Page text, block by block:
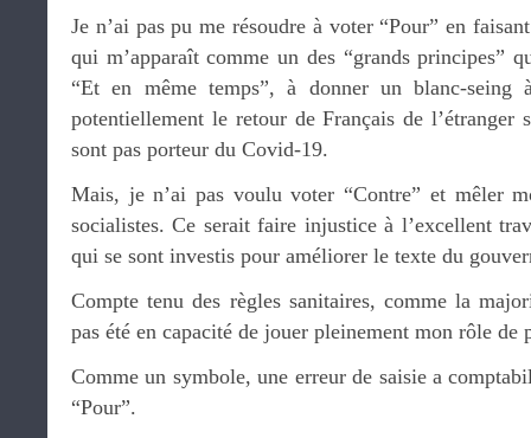
Je n’ai pas pu me résoudre à voter “Pour” en
qui m’apparaît comme un des “grands principes”
“Et en même temps”, à donner un blanc-seing
potentiellement le retour de Français de
sont pas porteur du Covid-19.
Mais, je n’ai pas voulu voter “Contre” et mêler
socialistes. Ce serait faire injustice à l’excellent
qui se sont investis pour améliorer le texte du
Compte tenu des règles sanitaires, comme la
pas été en capacité de jouer pleinement mon rôle de
Comme un symbole, une erreur de saisie a
“Pour”.